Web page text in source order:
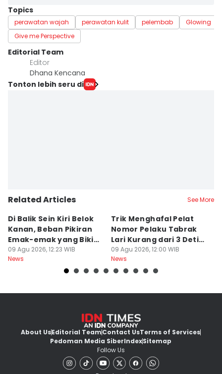
Topics
perawatan wajah perawatan kulit pelembab
Glowing
Give me Perspective
Editorial Team
Editor
Dhana Kencana
Tonton lebih seru di
Related Articles See More
Di Balik Sein Kiri Belok
Kanan, Beban Pikiran
Emak-emak yang Bikin
Gagal fokus di Jalan
09 Agu 2026, 12:23 WIB
News
Trik Menghafal Pelat
Nomor Pelaku Tabrak
Lari Kurang dari 3 Detik
di Tengah Kepanikan
09 Agu 2026, 12:00 WIB
News
About UsEditorial TeamContact UsTerms of Services
Pedoman Media SiberIndexSitemap
Follow Us